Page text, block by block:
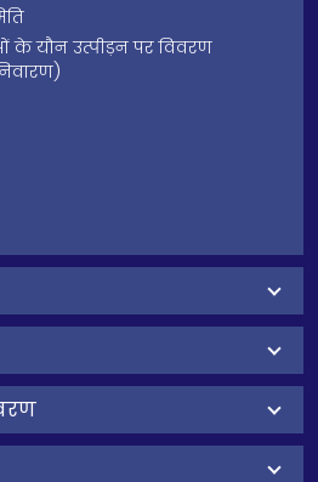
के यौन उत्पीड़न पर विवरण